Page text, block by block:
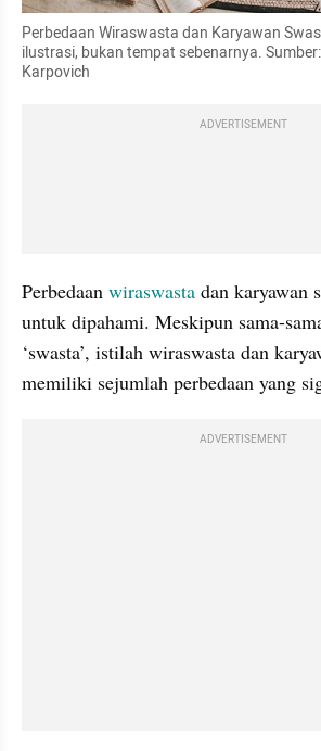
Perbedaan Wiraswasta dan Karyawan
ilustrasi, bukan tempat sebenarnya.
Karpovich
ADVERTISEMENT
Perbedaan wiraswasta dan karyawan
untuk dipahami. Meskipun sama-
‘swasta’, istilah wiraswasta dan
memiliki sejumlah perbedaan yang
ADVERTISEMENT